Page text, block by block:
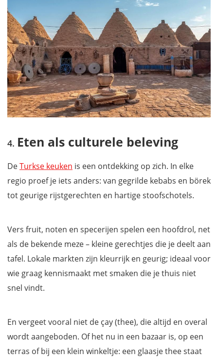
Eten als culturele beleving
DeTurkse keuken is een ontdekking op zich. In elke
regio proef je iets anders: van gegrilde kebabs en börek
tot geurige rijstgerechten en hartige stoofschotels.
Vers fruit, noten en specerijen spelen een hoofdrol, net
als de bekende meze – kleine gerechtjes die je deelt aan
tafel. Lokale markten zijn kleurrijk en geurig; ideaal voor
wie graag kennismaakt met smaken die je thuis niet
snel vindt.
En vergeet vooral niet de çay (thee), die altijd en overal
wordt aangeboden. Of het nu in een bazaar is, op een
terras of bij een klein winkeltje: een glaasje thee staat